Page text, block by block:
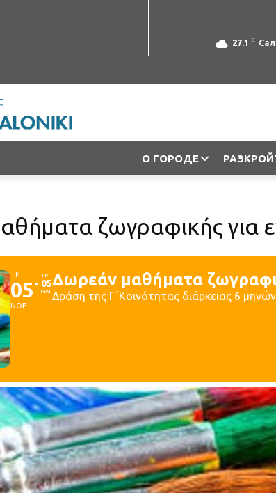
27.1 C
О ГОРОДЕ
ζωγραφικής για
ΤΡ
05
ΝΟΕ
ΤΡ
05
ΜΑΙ
Δωρεάν μαθήματα
Δράση της Γ΄Κοινότητας διάρκειας 6 μηνών